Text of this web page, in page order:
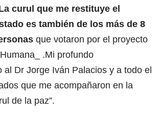
curul que me restituye el
es también de los más de 8
que votaron por el proyecto
.Mi profundo
al Dr Jorge Iván Palacios y a todo el
que me acompañaron en la
de la paz”.